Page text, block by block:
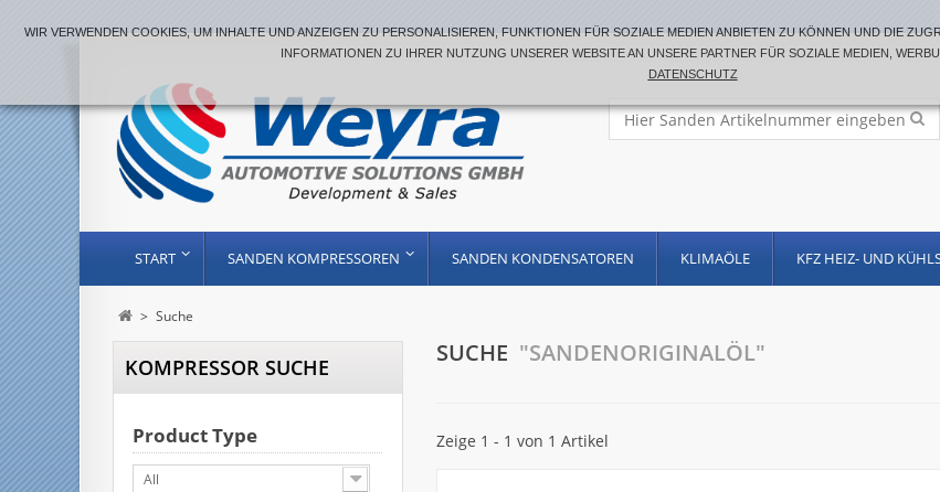
START SANDEN KOMPRESSOREN SANDEN KONDENSATOREN KLIMAÖLE KFZ HEIZ- UND
> Suche
KOMPRESSOR SUCHE
Product Type
All
SUCHE "SANDENORIGINALÖL"
Zeige 1 - 1 von 1 Artikel
WIR VERWENDEN COOKIES, UM INHALTE UND ANZEIGEN ZU PERSONALISIEREN, FUNKTIONEN FÜR SOZIALE MEDIEN ANBIETEN ZU KÖNNEN UND DIE
NFORMATIONEN ZU IHRER NUTZUNG UNSERER WEBSITE AN UNSERE PARTNER FÜR SOZIALE MEDIEN,
DATENSCHUTZ